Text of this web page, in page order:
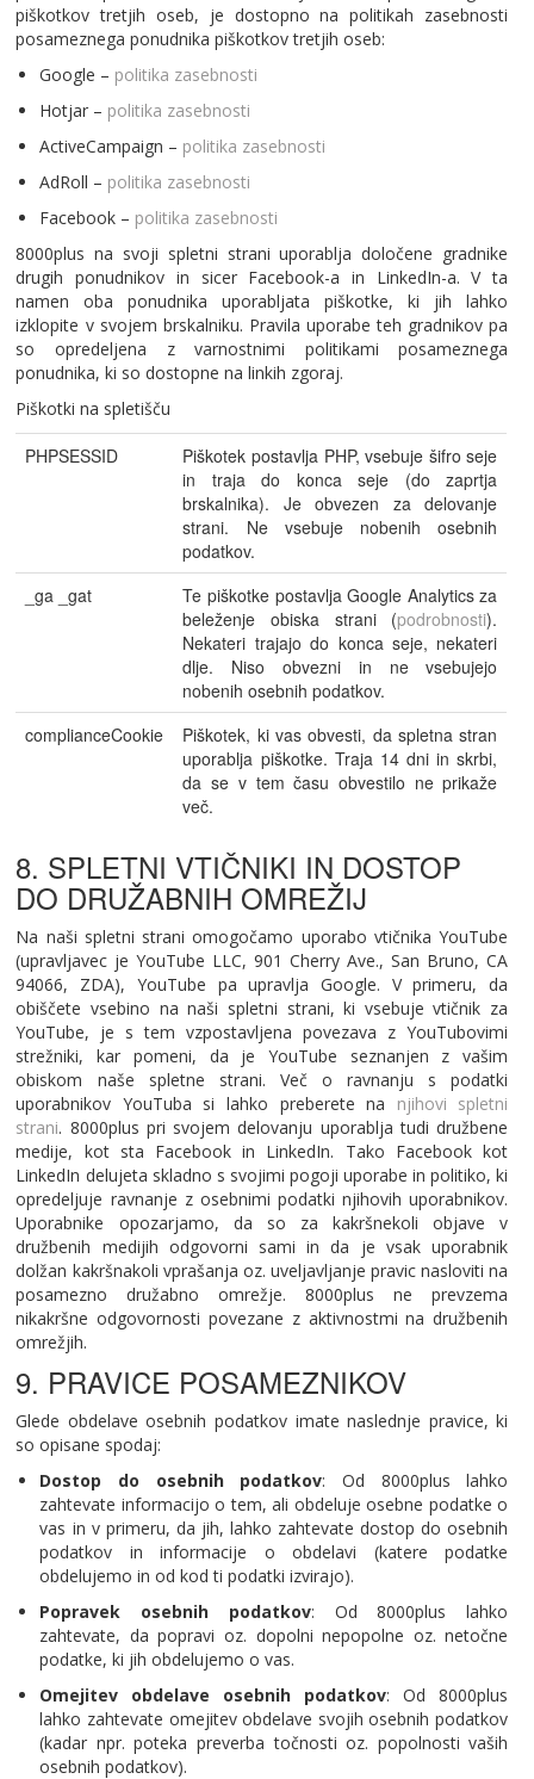
piškotkov tretjih oseb, je dostopno na politikah zasebnosti
posameznega ponudnika piškotkov tretjih oseb:
Google – politika zasebnosti
Hotjar – politika zasebnosti
ActiveCampaign – politika zasebnosti
AdRoll – politika zasebnosti
Facebook – politika zasebnosti
8000plus na svoji spletni strani uporablja določene gradnike
drugih ponudnikov in sicer Facebook-a in LinkedIn-a. V ta
namen oba ponudnika uporabljata piškotke, ki jih lahko
izklopite v svojem brskalniku. Pravila uporabe teh gradnikov pa
so opredeljena z varnostnimi politikami posameznega
ponudnika, ki so dostopne na linkih zgoraj.
Piškotki na spletišču
PHPSESSID
Piškotek postavlja PHP, vsebuje šifro seje
in traja do konca seje (do zaprtja
brskalnika). Je obvezen za delovanje
strani. Ne vsebuje nobenih osebnih
podatkov.
_ga _gat
Te piškotke postavlja Google Analytics za
beleženje obiska strani (podrobnosti).
Nekateri trajajo do konca seje, nekateri
dlje. Niso obvezni in ne vsebujejo
nobenih osebnih podatkov.
complianceCookie
Piškotek, ki vas obvesti, da spletna stran
uporablja piškotke. Traja 14 dni in skrbi,
da se v tem času obvestilo ne prikaže
več.
8. SPLETNI VTIČNIKI IN DOSTOP
DO DRUŽABNIH OMREŽIJ
Na naši spletni strani omogočamo uporabo vtičnika YouTube
(upravljavec je YouTube LLC, 901 Cherry Ave., San Bruno, CA
94066, ZDA), YouTube pa upravlja Google. V primeru, da
obiščete vsebino na naši spletni strani, ki vsebuje vtičnik za
YouTube, je s tem vzpostavljena povezava z YouTubovimi
strežniki, kar pomeni, da je YouTube seznanjen z vašim
obiskom naše spletne strani. Več o ravnanju s podatki
uporabnikov YouTuba si lahko preberete na njihovi spletni
strani. 8000plus pri svojem delovanju uporablja tudi družbene
medije, kot sta Facebook in LinkedIn. Tako Facebook kot
LinkedIn delujeta skladno s svojimi pogoji uporabe in politiko, ki
opredeljuje ravnanje z osebnimi podatki njihovih uporabnikov.
Uporabnike opozarjamo, da so za kakršnekoli objave v
družbenih medijih odgovorni sami in da je vsak uporabnik
dolžan kakršnakoli vprašanja oz. uveljavljanje pravic nasloviti na
posamezno družabno omrežje. 8000plus ne prevzema
nikakršne odgovornosti povezane z aktivnostmi na družbenih
omrežjih.
9. PRAVICE POSAMEZNIKOV
Glede obdelave osebnih podatkov imate naslednje pravice, ki
so opisane spodaj:
Dostop do osebnih podatkov: Od 8000plus lahko
zahtevate informacijo o tem, ali obdeluje osebne podatke o
vas in v primeru, da jih, lahko zahtevate dostop do osebnih
podatkov in informacije o obdelavi (katere podatke
obdelujemo in od kod ti podatki izvirajo).
Popravek osebnih podatkov: Od 8000plus lahko
zahtevate, da popravi oz. dopolni nepopolne oz. netočne
podatke, ki jih obdelujemo o vas.
Omejitev obdelave osebnih podatkov: Od 8000plus
lahko zahtevate omejitev obdelave svojih osebnih podatkov
(kadar npr. poteka preverba točnosti oz. popolnosti vaših
osebnih podatkov).